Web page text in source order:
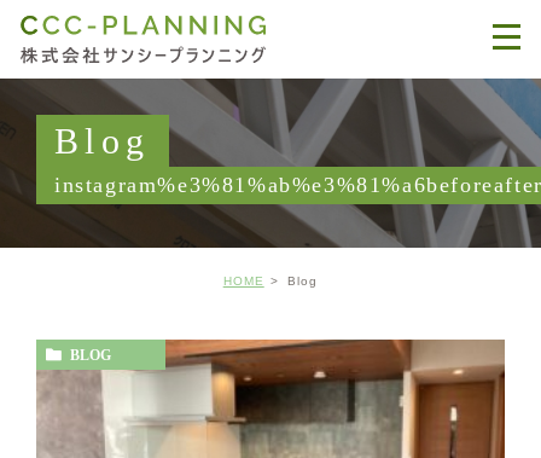
Blog
HOME Blog
BLOG